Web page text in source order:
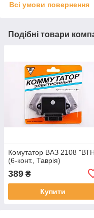
Всі умови повернення
Подібні товари
Комутатор ВАЗ 2108
(6-конт., Таврія)
389 ₴
Купити